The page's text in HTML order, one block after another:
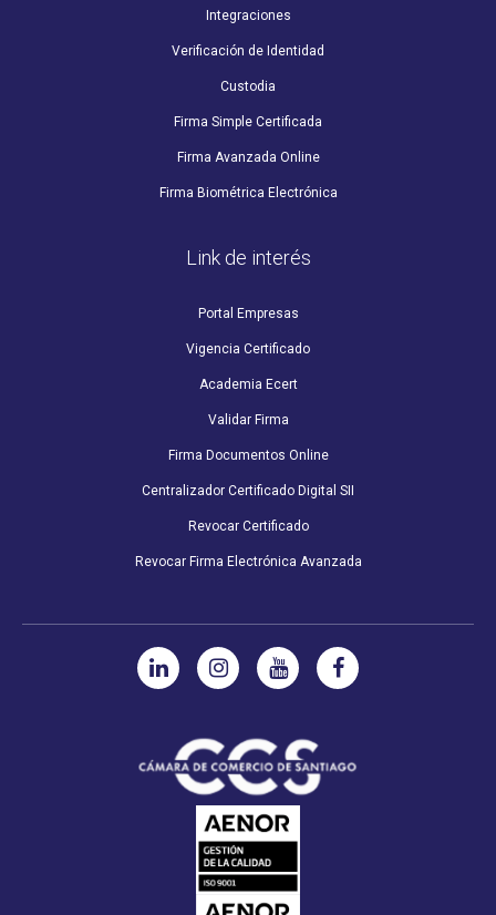
Integraciones
Verificación de Identidad
Custodia
Firma Simple Certificada
Firma Avanzada Online
Firma Biométrica Electrónica
Link de interés
Portal Empresas
Vigencia Certificado
Academia Ecert
Validar Firma
Firma Documentos Online
Centralizador Certificado Digital SII
Revocar Certificado
Revocar Firma Electrónica Avanzada